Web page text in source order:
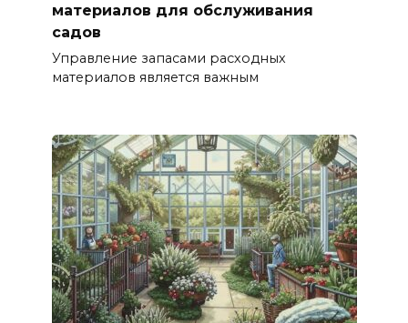
материалов для обслуживания
садов
Управление запасами расходных
материалов является важным